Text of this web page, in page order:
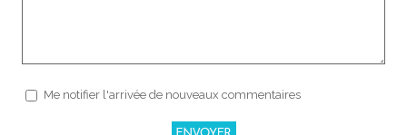
Me notifier l'arrivée de nouveaux commentaires